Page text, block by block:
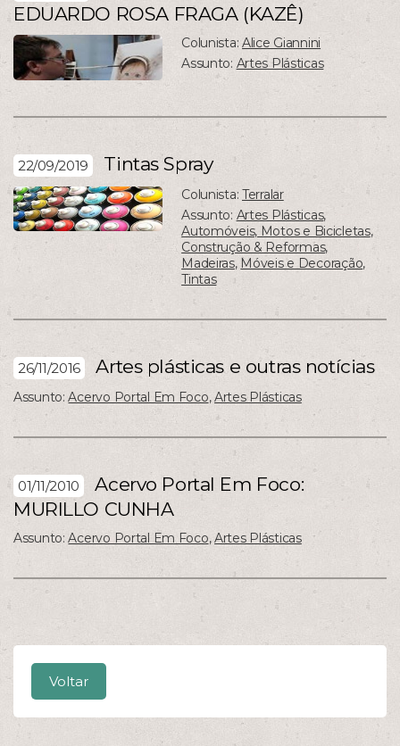
EDUARDO ROSA FRAGA (KAZÊ)
Colunista:Alice Giannini
Assunto: Artes Plásticas
22/09/2019 Tintas Spray
Colunista:Terralar
Assunto: Artes Plásticas,
Automóveis, Motos e Bicicletas,
Construção & Reformas,
Madeiras, Móveis e Decoração,
Tintas
26/11/2016 Artes plásticas e outras notícias
Assunto:Acervo Portal Em Foco,Artes Plásticas
01/11/2010
Acervo Portal Em Foco:
MURILLO CUNHA
Assunto:Acervo Portal Em Foco,Artes Plásticas
Voltar